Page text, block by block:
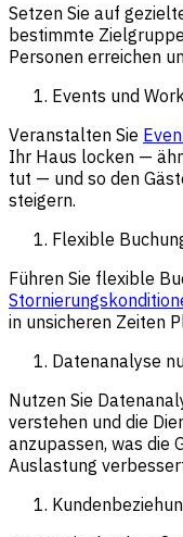
Setzen Sie auf
bestimmte
Personen erreichen
Events und
Veranstalten Sie
Ihr Haus locken —
tut — und so den
steigern.
Flexible
Führen Sie flexible
in unsicheren Zeiten
Datenanalyse
Nutzen Sie
verstehen und die
anzupassen, was die
Auslastung